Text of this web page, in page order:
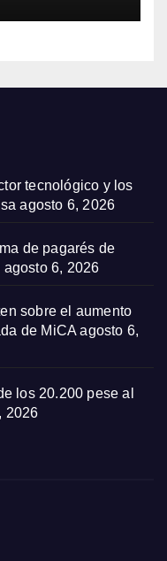
tecnológico y los
agosto 6, 2026
de pagarés de
agosto 6, 2026
sobre el aumento
de MiCA agosto 6,
los 20.200 pese al
2026